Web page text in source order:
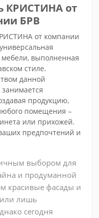
КРИСТИНА от
БРВ
от компании
мебели, выполненная
стиле.
данной
продукцию,
помещения –
или прихожей.
предпочтений и
выбором для
и продуманной
красивые фасады и
лишь
сегодня